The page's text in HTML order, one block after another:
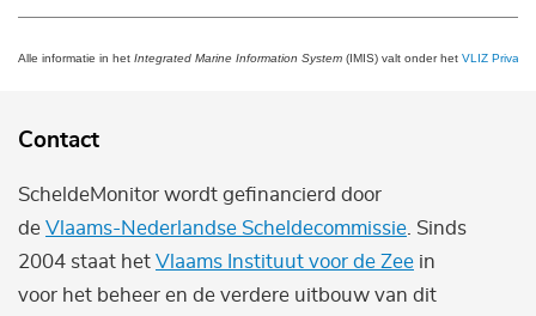
Alle informatie in het Integrated Marine Information System (IMIS) valt onder het VLIZ Privacy
Contact
ScheldeMonitor wordt gefinancierd door
de Vlaams-Nederlandse Scheldecommissie . Sinds
2004 staat het Vlaams Instituut voor de Zee in
voor het beheer en de verdere uitbouw van dit